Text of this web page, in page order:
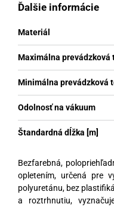
Ďalšie informácie
Materiál
Maximálna prevádzková
Minimálna prevádzková
Odolnosť na vákuum
Štandardná dĺžka [m]
Bezfarebná,
opletením, určená pre
polyuretánu, bez
a roztrhnutiu,